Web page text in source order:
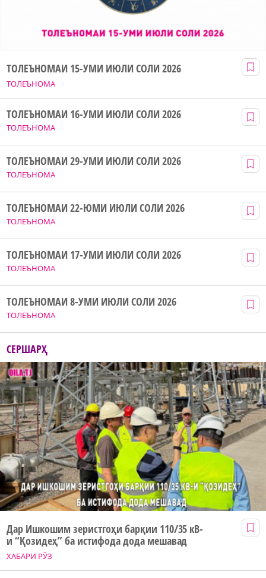
ТОЛЕЪНОМА
ТОЛЕЪНОМАИ 15-УМИ ИЮЛИ СОЛИ 2026
ТОЛЕЪНОМА
ТОЛЕЪНОМАИ 16-УМИ ИЮЛИ СОЛИ 2026
ТОЛЕЪНОМА
ТОЛЕЪНОМАИ 29-УМИ ИЮЛИ СОЛИ 2026
ТОЛЕЪНОМА
ТОЛЕЪНОМАИ 22-ЮМИ ИЮЛИ СОЛИ 2026
ТОЛЕЪНОМА
ТОЛЕЪНОМАИ 17-УМИ ИЮЛИ СОЛИ 2026
ТОЛЕЪНОМА
ТОЛЕЪНОМАИ 8-УМИ ИЮЛИ СОЛИ 2026
СЕРШАРҲ
ХАБАРИ РӮЗ
Дар Ишкошим зеристгоҳи барқии 110/35 кВ-
и “Қозидеҳ” ба истифода дода мешавад